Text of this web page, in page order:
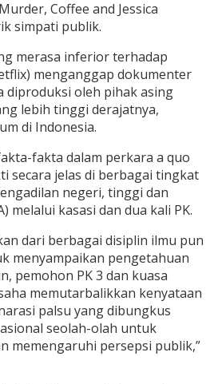
Coffee and Jessica
simpati publik.
merasa inferior terhadap
menganggap dokumenter
diproduksi oleh pihak asing
lebih tinggi derajatnya,
di Indonesia.
fakta dalam perkara a quo
secara jelas di berbagai tingkat
negeri, tinggi dan
melalui kasasi dan dua kali PK.
dari berbagai disiplin ilmu pun
menyampaikan pengetahuan
pemohon PK 3 dan kuasa
memutarbalikkan kenyataan
palsu yang dibungkus
seolah-olah untuk
memengaruhi persepsi publik,”